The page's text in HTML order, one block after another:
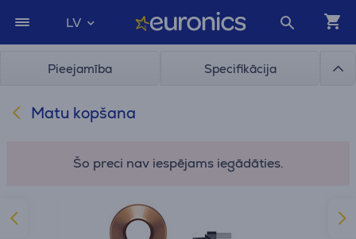
LV
Pieejamība Specifikācija
Matu kopšana
Šo preci nav iespējams iegādāties.